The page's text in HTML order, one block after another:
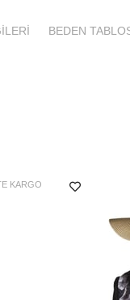
etmenizi
ayrıntılı kullanım
için bu talimatlara
işlemine geçer ve aynı
alınır.
BEDEN
KARGO